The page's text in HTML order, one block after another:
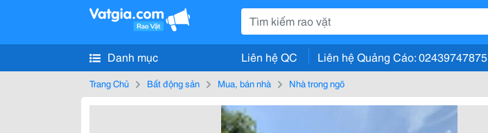
Danh mục Liên hệ QC Liên hệ Quảng Cáo: 02439747875
Trang Chủ Bất động sản Mua, bán nhà Nhà trong ngõ